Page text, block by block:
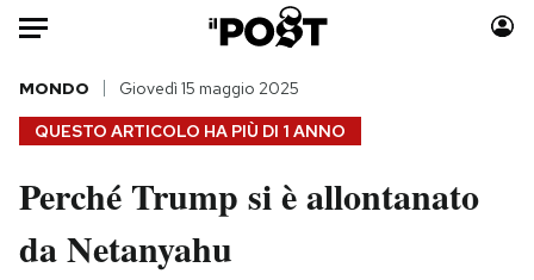
Auto
HOME
Italia
Politica
Moda
QUESTO ARTICOLO HA PIÙ DI 1 ANNO
MONDO Giovedì 15 maggio 2025
Perché Trump si è allontanato
da Netanyahu